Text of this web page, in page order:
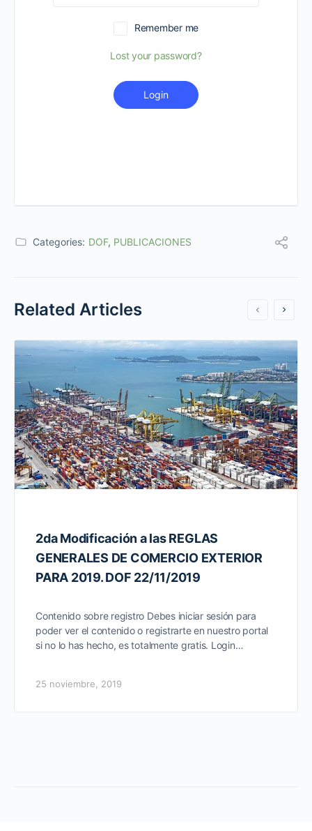
Remember me
Lost your password?
Login
Categories: DOF, PUBLICACIONES
Related Articles
2da Modificación a las REGLAS
GENERALES DE COMERCIO EXTERIOR
PARA 2019. DOF 22/11/2019
Contenido sobre registro Debes iniciar sesión para
poder ver el contenido o registrarte en nuestro portal
si no lo has hecho, es totalmente gratis. Login…
25 noviembre, 2019